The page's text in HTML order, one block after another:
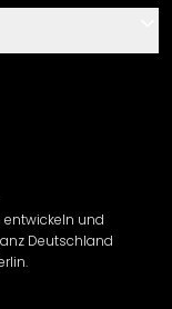
entwickeln und
Deutschland